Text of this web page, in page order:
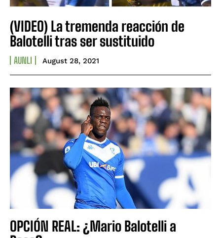
(VIDEO) La tremenda reacción de
Balotelli tras ser sustituido
AUNLI August 28, 2021
OPCIÓN REAL: ¿Mario Balotelli a